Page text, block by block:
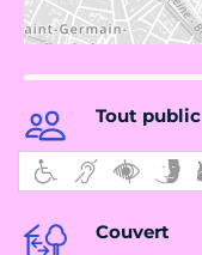
Tout public
Couvert